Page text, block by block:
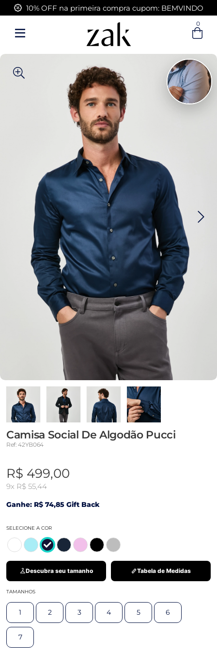
Entre com email ou cpf/cnpj
Criar nova conta
10% OFF na primeira compra cupom: BEMVINDO
0
Camisa Social De Algodão Pucci
Ref: 42YB064
R$ 499,00
9x R$ 55,44
Ganhe: R$ 74,85 Gift Back
SELECIONE A COR
Descubra seu tamanho Tabela de Medidas
TAMANHOS
1 2 3 4 5 6
7